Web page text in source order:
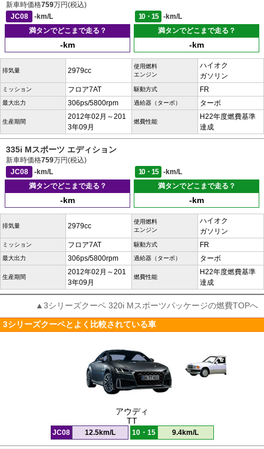
新車時価格759万円(税込)
JC08
-km/L 10・15
-km/L
満タンでどこまで走る？
-km
満タンでどこまで走る？
-km
排気量 2979cc
使用燃料
エンジン
ハイオク
ガソリン
ミッション フロア7AT 駆動方式 FR
最大出力 306ps/5800rpm 過給器（ターボ） ターボ
生産期間
2012年02月～201
3年09月
燃費性能
H22年度燃費基準
達成
335i Mスポーツ エディション
新車時価格759万円(税込)
JC08
-km/L 10・15
-km/L
満タンでどこまで走る？
-km
満タンでどこまで走る？
-km
排気量 2979cc
使用燃料
エンジン
ハイオク
ガソリン
ミッション フロア7AT 駆動方式 FR
最大出力 306ps/5800rpm 過給器（ターボ） ターボ
生産期間
2012年02月～201
3年09月
燃費性能
H22年度燃費基準
達成
▲3シリーズクーペ 320i Mスポーツパッケージの燃費TOPへ
3シリーズクーペとよく比較されている車
アウディ
TT
JC08 12.5km/L 10・15 9.4km/L